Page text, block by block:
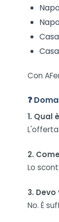
Con
❓
1. Qual
2.
Lo
3.
No. È